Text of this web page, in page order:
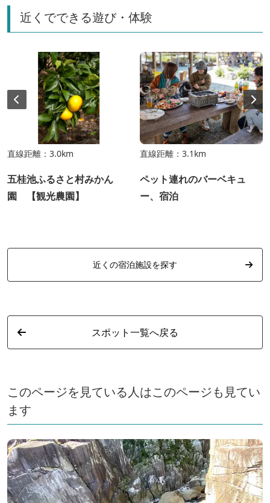
近くでできる遊び・体験
直線距離：3.0km
五桂池ふるさと村みかん
園 【観光農園】
直線距離：3.1km
ペット連れのバーベキュ
ー、宿泊
近くの宿泊施設を探す
スポット一覧へ戻る
このページを見ている人はこのページも見てい
ます